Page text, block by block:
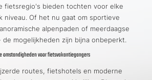
fietsregio's bieden tochten voor elke
niveau. Of het nu gaat om sportieve
alpenpaden of meerdaagse
mogelijkheden zijn bijna onbeperkt.
omstandigheden voor fietsvakantiegangers
routes, fietshotels en moderne